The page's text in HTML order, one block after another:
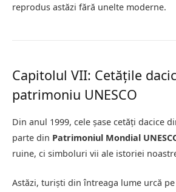
reprodus astăzi fără unelte moderne.
Capitolul VII: Cetățile
patrimoniu UNESCO
Din anul 1999, cele șase cetăți dacice
parte din Patrimoniul Mondial
ruine, ci simboluri vii ale istoriei
Astăzi, turiști din întreaga lume urcă